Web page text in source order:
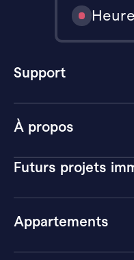
À propos
Futurs projets
Appartements
Support